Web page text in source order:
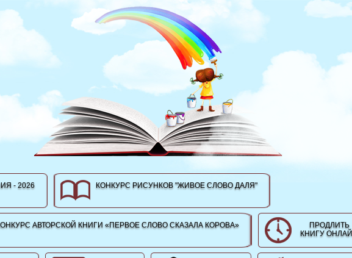
- 2026 КОНКУРС РИСУНКОВ "ЖИВОЕ СЛОВО ДАЛЯ"
АВТОРСКОЙ КНИГИ «ПЕРВОЕ СЛОВО СКАЗАЛА КОРОВА»
ПРОДЛИТЬ
КНИГУ